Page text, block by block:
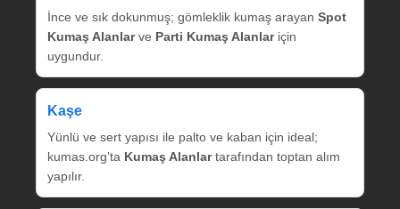
İnce ve sık dokunmuş; gömleklik kumaş arayan Spot
Kumaş Alanlarve Parti Kumaş Alanlariçin
uygundur.
Kaşe
Yünlü ve sert yapısı ile palto ve kaban için ideal;
kumas.org’ta Kumaş Alanlartarafından toptan alım
yapılır.